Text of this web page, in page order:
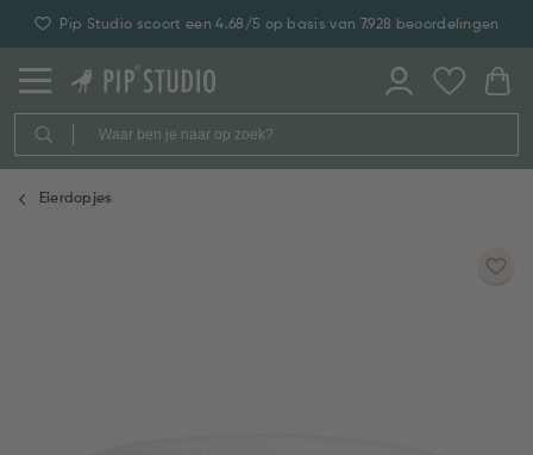
Pip Studio scoort een 4.68/5 op basis van 7.928 beoordelingen
Eierdopjes